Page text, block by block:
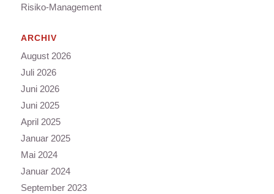
Risiko-Management
ARCHIV
August 2026
Juli 2026
Juni 2026
Juni 2025
April 2025
Januar 2025
Mai 2024
Januar 2024
September 2023